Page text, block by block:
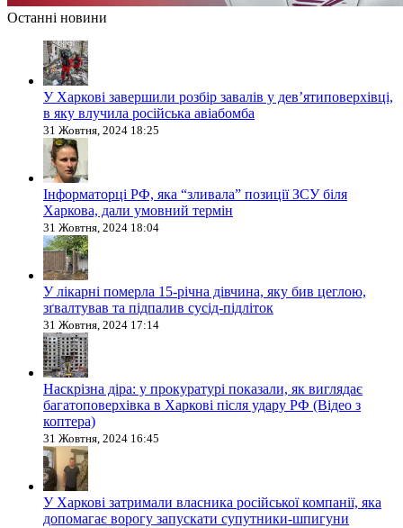
Останні новини
У Харкові завершили розбір завалів у дев’ятиповерхівці,
в яку влучила російська авіабомба
31 Жовтня, 2024 18:25
Інформаторці РФ, яка “зливала” позиції ЗСУ біля
Харкова, дали умовний термін
31 Жовтня, 2024 18:04
У лікарні померла 15-річна дівчина, яку бив цеглою,
зґвалтував та підпалив сусід-підліток
31 Жовтня, 2024 17:14
Наскрізна діра: у прокуратурі показали, як виглядає
багатоповерхівка в Харкові після удару РФ (Відео з
коптера)
31 Жовтня, 2024 16:45
У Харкові затримали власника російської компанії, яка
допомагає ворогу запускати супутники-шпигуни